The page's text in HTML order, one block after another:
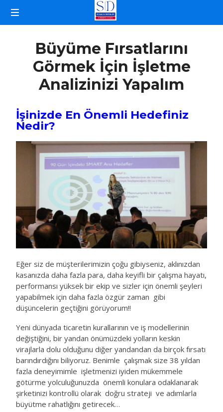
Büyüme Fırsatlarını
Görmek İçin İşletme
Analizinizi Yapalım
İşinizde En Önemli Hedefiniz
Nedir?
Eğer siz de müşterilerimizin çoğu gibiyseniz, aklınızdan
kasanızda daha fazla para, daha keyifli bir çalışma hayatı,
performansı yüksek bir ekip ve sizler için önemli şeyleri
yapabilmek için daha fazla özgür zaman gibi
düşüncelerin geçtiğini görüyorum!!
Yeni dünyada ticaretin kurallarının ve iş modellerinin
değiştiğini, bir yandan önümüzdeki yolların keskin
virajlarla dolu olduğunu diğer yandandan da birçok fırsatı
barındırdığını biliyoruz. Benimle çalışmak size 38 yıldan
fazla deneyimimle işletmenizi iyiden mükemmele
götürme yolculuğunuzda önemli konulara odaklanarak
şirketinizi kontrollü olarak doğru strateji ve adımlarla
büyütme rahatlığını getirecek…